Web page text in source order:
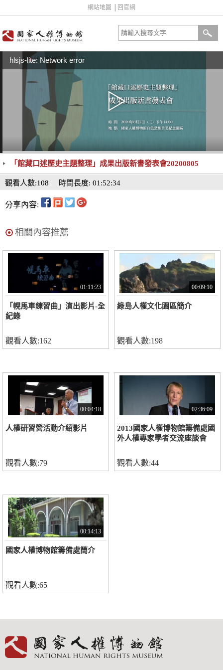
網站地圖 回官網
hlsjs-lite: Network error
「館藏口述歷史主題整理」成果出版新書發表會20200805
時間長度: 01:52:34
觀看人數:108
分享內容:
相關內容推薦
01:11:23
「幌馬車練習曲」演出影片-全
紀錄
觀看人數:162
00:09:10
綠島人權文化園區簡介
觀看人數:198
00:04:18
人權研習營活動介紹影片
觀看人數:79
02:36:09
2013國家人權博物館籌備處國
外人權專家學者交流座談會
觀看人數:44
00:14:13
國家人權博物館籌備處簡介
觀看人數:65